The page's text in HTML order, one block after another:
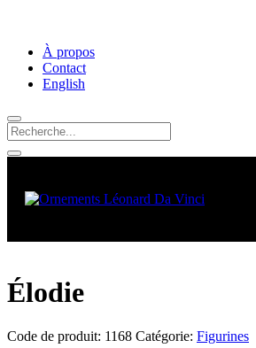
À propos
Contact
English
Élodie
Code de produit: 1168 Catégorie: Figurines